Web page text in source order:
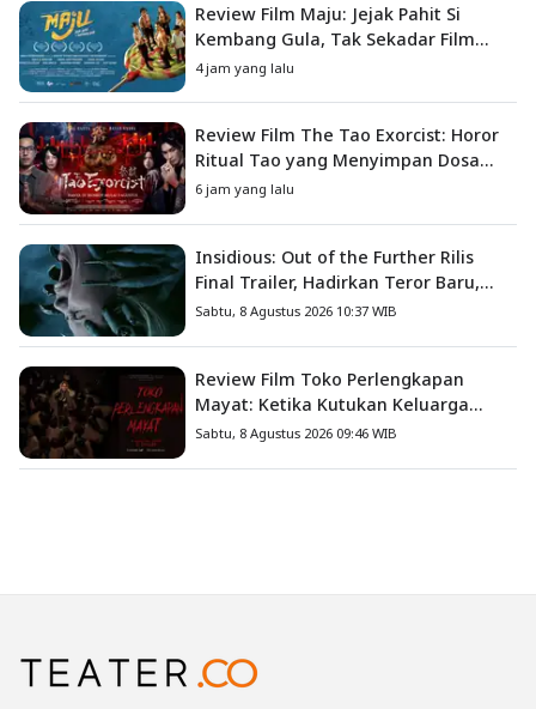
Review Film Maju: Jejak Pahit Si
Kembang Gula, Tak Sekadar Film
Petualangan Anak
4 jam yang lalu
Review Film The Tao Exorcist: Horor
Ritual Tao yang Menyimpan Dosa
Masa Lalu
6 jam yang lalu
Insidious: Out of the Further Rilis
Final Trailer, Hadirkan Teror Baru,
Iblis Kini Masuk ke Dunia Manusia
Sabtu, 8 Agustus 2026 10:37 WIB
Review Film Toko Perlengkapan
Mayat: Ketika Kutukan Keluarga
Menjadi Sumber Teror yang
Sabtu, 8 Agustus 2026 09:46 WIB